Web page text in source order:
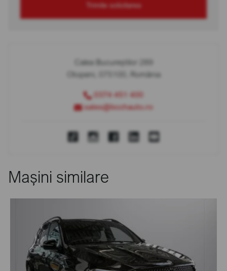
Trimite solicitarea
Calea Bucureștilor 289
Otopeni, 075100, România
0374 451 400
sales@bcchauto.ro
Mașini similare